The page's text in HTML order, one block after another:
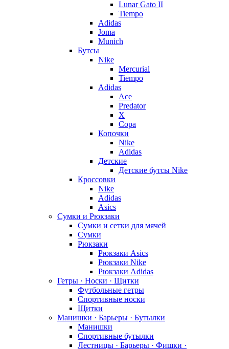
Lunar Gato II
Tiempo
Adidas
Joma
Munich
Бутсы
Nike
Mercurial
Tiempo
Adidas
Ace
Predator
X
Copa
Копочки
Nike
Adidas
Детские
Детские бутсы Nike
Кроссовки
Nike
Adidas
Asics
Сумки и Рюкзаки
Сумки и сетки для мячей
Сумки
Рюкзаки
Рюкзаки Asics
Рюкзаки Nike
Рюкзаки Adidas
Гетры · Носки · Щитки
Футбольные гетры
Спортивные носки
Щитки
Манишки · Барьеры · Бутылки
Манишки
Спортивные бутылки
Лестницы · Барьеры · Фишки ·